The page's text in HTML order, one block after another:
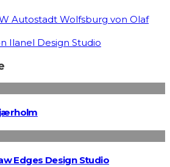
Autostadt Wolfsburg von Olaf
Ilanel Design Studio
Edges Design Studio